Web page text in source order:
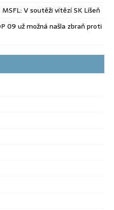
V soutěži vítězí SK Líšeň
09 už možná našla zbraň proti